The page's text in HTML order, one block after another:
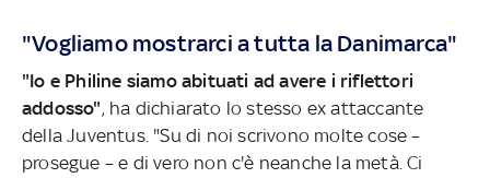
"Vogliamo mostrarci a tutta la Danimarca"
"Io e Philine siamo abituati ad avere i riflettori
addosso", ha dichiarato lo stesso ex attaccante
della Juventus. "Su di noi scrivono molte cose –
prosegue – e di vero non c'è neanche la metà. Ci